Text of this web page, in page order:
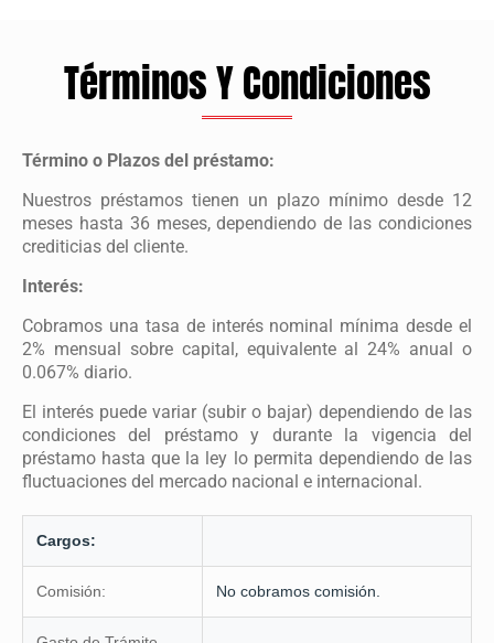
Términos Y Condiciones
Término o Plazos del préstamo:
Nuestros préstamos tienen un plazo mínimo desde 12
meses hasta 36 meses, dependiendo de las condiciones
crediticias del cliente.
Interés:
Cobramos una tasa de interés nominal mínima desde el
2% mensual sobre capital, equivalente al 24% anual o
0.067% diario.
El interés puede variar (subir o bajar) dependiendo de las
condiciones del préstamo y durante la vigencia del
préstamo hasta que la ley lo permita dependiendo de las
fluctuaciones del mercado nacional e internacional.
Cargos:
Comisión: No cobramos comisión.